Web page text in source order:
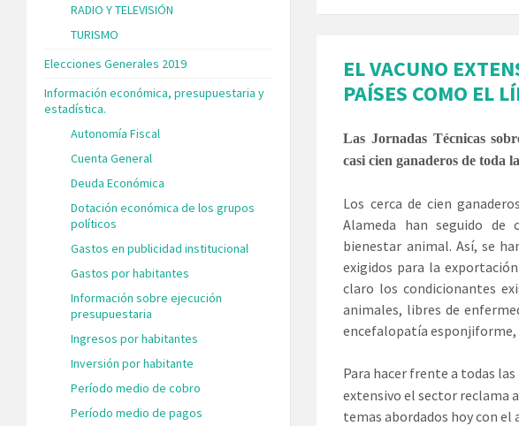
EL VACUNO
PAÍSES COMO EL
Las Jornadas Técnicas
casi cien ganaderos de toda
Los cerca de cien
Alameda han seguido de
bienestar animal. Así, se
exigidos para la
claro los condicionantes
animales, libres de
encefalopatía
Para hacer frente a todas
extensivo el sector reclama
temas abordados hoy con el
RADIO Y TELEVISIÓN
TURISMO
Elecciones Generales 2019
Información económica, presupuestaria y
estadística.
Autonomía Fiscal
Cuenta General
Deuda Económica
Dotación económica de los grupos
políticos
Gastos en publicidad institucional
Gastos por habitantes
Información sobre ejecución
presupuestaria
Ingresos por habitantes
Inversión por habitante
Período medio de cobro
Período medio de pagos